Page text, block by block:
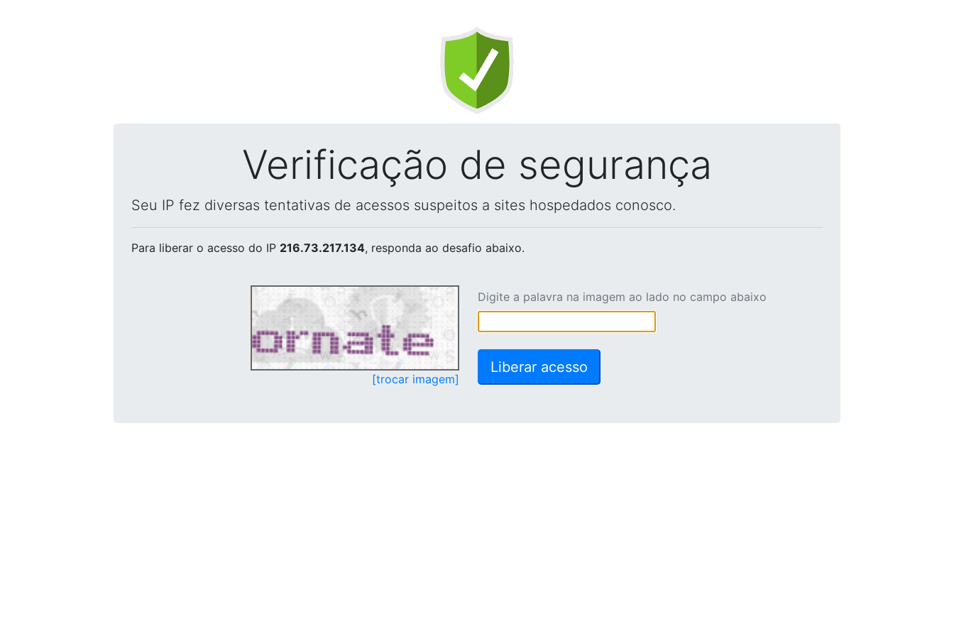
Verificação de segurança
Seu IP fez diversas tentativas de acessos suspeitos a sites hospedados conosco.
Para liberar o acesso do IP 216.73.217.134, responda ao desafio abaixo.
[trocar imagem]
Digite a palavra na imagem ao lado no campo abaixo